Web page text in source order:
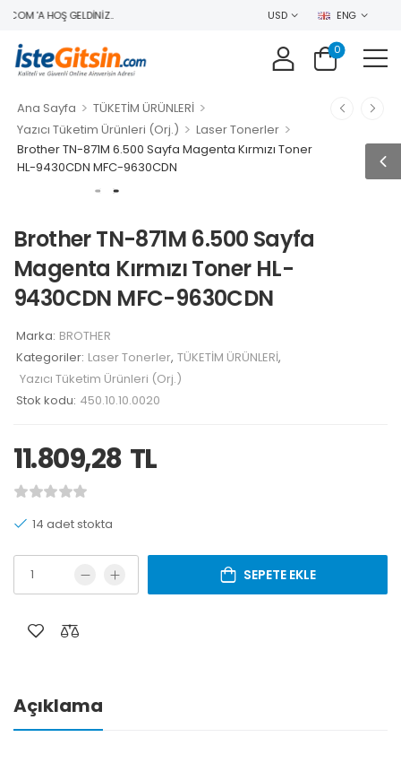
'A HOŞ GELDINIZ.. USD ENG
0
Ana Sayfa > TÜKETİM ÜRÜNLERİ >
Yazıcı Tüketim Ürünleri (Orj.) > Laser Tonerler >
Brother TN-871M 6.500 Sayfa Magenta Kırmızı Toner
HL-9430CDN MFC-9630CDN
Brother TN-871M 6.500 Sayfa
Magenta Kırmızı Toner HL-
9430CDN MFC-9630CDN
Marka: BROTHER
Kategoriler: Laser Tonerler, TÜKETİM ÜRÜNLERİ,
Yazıcı Tüketim Ürünleri (Orj.)
Stok kodu: 450.10.10.0020
11.809,28 TL
14 adet stokta
SEPETE EKLE
Açıklama